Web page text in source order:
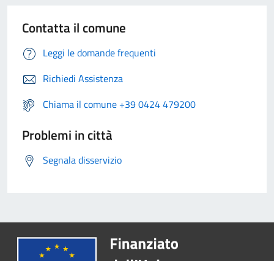
Contatta il comune
Leggi le domande frequenti
Richiedi Assistenza
Chiama il comune +39 0424 479200
Problemi in città
Segnala disservizio